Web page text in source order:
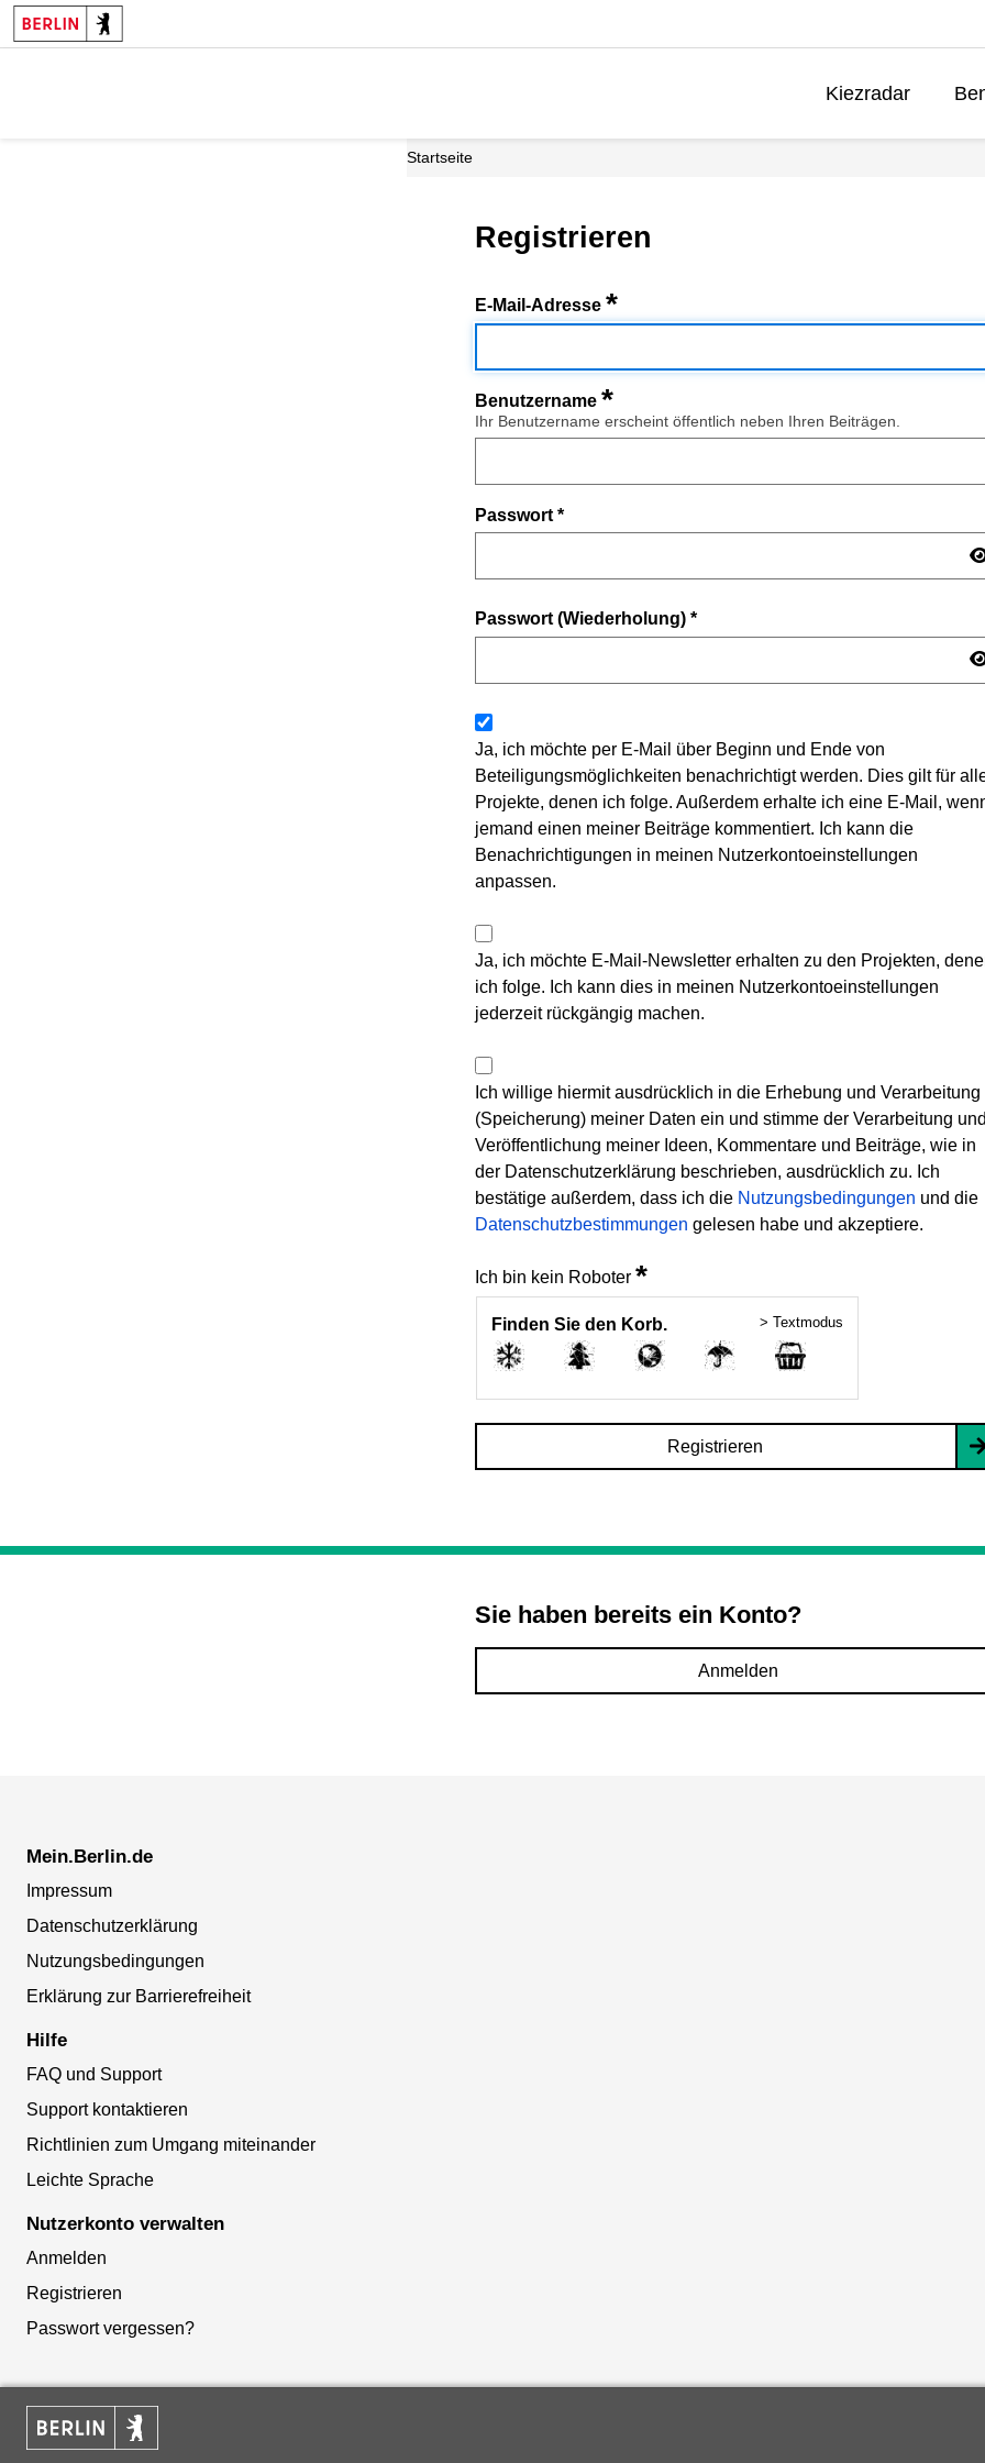
Kiezradar
Startseite
Registrieren
E-Mail-Adresse *
Benutzername *
Ihr Benutzername erscheint öffentlich neben Ihren Beiträgen.
Passwort *
Passwort (Wiederholung) *
Ja, ich möchte per E-Mail über Beginn und Ende von
Beteiligungsmöglichkeiten benachrichtigt werden. Dies gilt für
Projekte, denen ich folge. Außerdem erhalte ich eine E-Mail,
jemand einen meiner Beiträge kommentiert. Ich kann die
Benachrichtigungen in meinen Nutzerkontoeinstellungen
anpassen.
Ja, ich möchte E-Mail-Newsletter erhalten zu den Projekten,
ich folge. Ich kann dies in meinen Nutzerkontoeinstellungen
jederzeit rückgängig machen.
Ich willige hiermit ausdrücklich in die Erhebung und Verarbeitung
(Speicherung) meiner Daten ein und stimme der Verarbeitung und
Veröffentlichung meiner Ideen, Kommentare und Beiträge, wie in
der Datenschutzerklärung beschrieben, ausdrücklich zu. Ich
bestätige außerdem, dass ich die Nutzungsbedingungen und die
Datenschutzbestimmungen gelesen habe und akzeptiere.
Ich bin kein Roboter *
Finden Sie den Korb. > Textmodus
Registrieren
Sie haben bereits ein Konto?
Anmelden
Mein.Berlin.de
Impressum
Datenschutzerklärung
Nutzungsbedingungen
Erklärung zur Barrierefreiheit
Hilfe
FAQ und Support
Support kontaktieren
Richtlinien zum Umgang miteinander
Leichte Sprache
Nutzerkonto verwalten
Anmelden
Registrieren
Passwort vergessen?